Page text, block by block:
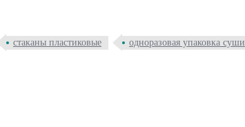
стаканы пластиковые одноразовая упаковка суши